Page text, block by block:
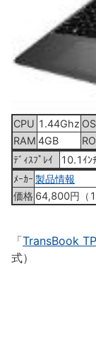
CPU 1.44Ghz OS
RAM 4GB
ﾃﾞｨｽﾌﾟﾚｲ
10.1ｲﾝ
ﾒｰｶｰ 製品情報
価格 64,800円（
「TransBook
式）